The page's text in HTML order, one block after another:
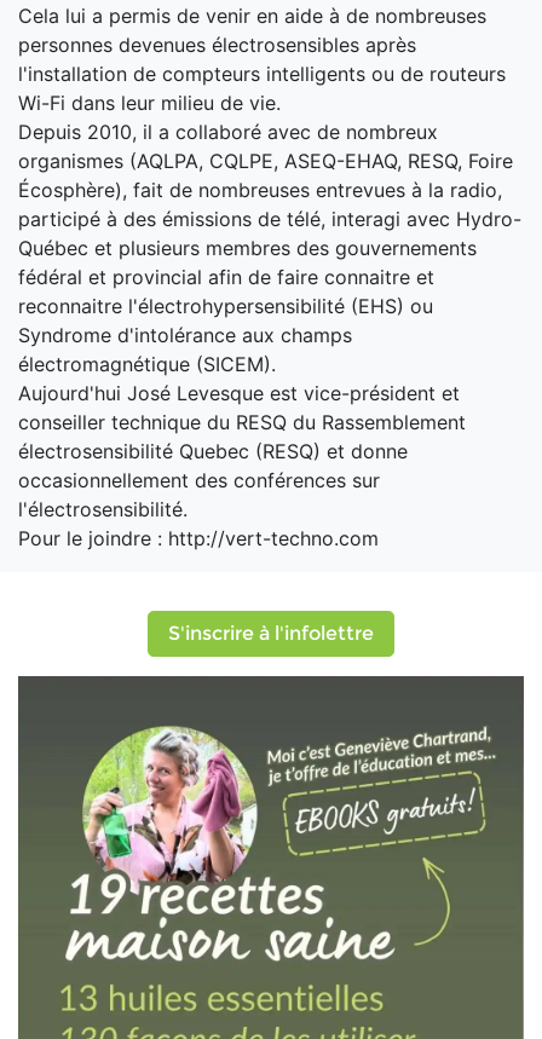
Cela lui a permis de venir en aide à de nombreuses
personnes devenues électrosensibles après
l'installation de compteurs intelligents ou de routeurs
Wi-Fi dans leur milieu de vie.
Depuis 2010, il a collaboré avec de nombreux
organismes (AQLPA, CQLPE, ASEQ-EHAQ, RESQ, Foire
Écosphère), fait de nombreuses entrevues à la radio,
participé à des émissions de télé, interagi avec Hydro-
Québec et plusieurs membres des gouvernements
fédéral et provincial afin de faire connaitre et
reconnaitre l'électrohypersensibilité (EHS) ou
Syndrome d'intolérance aux champs
électromagnétique (SICEM).
Aujourd'hui José Levesque est vice-président et
conseiller technique du RESQ du Rassemblement
électrosensibilité Quebec (RESQ) et donne
occasionnellement des conférences sur
l'électrosensibilité.
Pour le joindre : http://vert-techno.com
S'inscrire à l'infolettre